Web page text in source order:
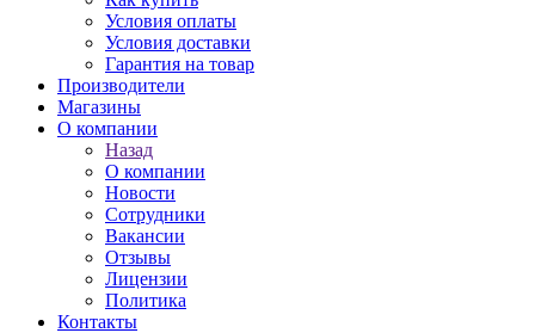
Условия оплаты
Условия доставки
Гарантия на товар
Производители
Магазины
О компании
Назад
О компании
Новости
Сотрудники
Вакансии
Отзывы
Лицензии
Политика
Контакты